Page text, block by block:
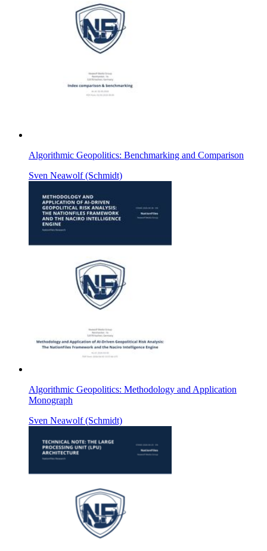
Algorithmic Geopolitics: Benchmarking and Comparison
Sven Neawolf (Schmidt)
Algorithmic Geopolitics: Methodology and Application
Monograph
Sven Neawolf (Schmidt)